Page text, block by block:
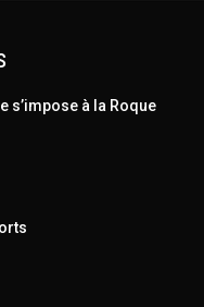
s’impose à la Roque